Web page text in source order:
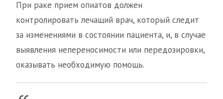
При раке прием опиатов должен
контролировать лечащий врач, который следит
за изменениями в состоянии пациента, и, в случае
выявления непереносимости или передозировки,
оказывать необходимую помощь.